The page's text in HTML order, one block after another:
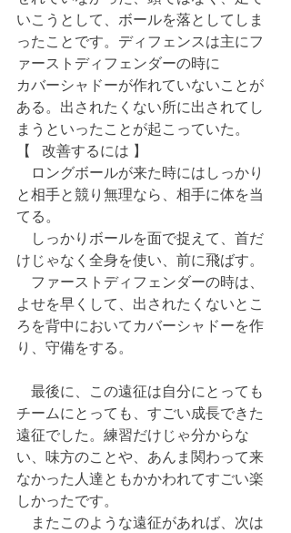
いこうとして、ボールを落としてしま
ったことです。ディフェンスは主にフ
ァーストディフェンダーの時に
カバーシャドーが作れていないことが
ある。出されたくない所に出されてし
まうといったことが起こっていた。
【⠀改善するには 】
ロングボールが来た時にはしっかり
と相手と競り無理なら、相手に体を当
てる。
しっかりボールを面で捉えて、首だ
けじゃなく全身を使い、前に飛ばす。
ファーストディフェンダーの時は、
よせを早くして、出されたくないとこ
ろを背中においてカバーシャドーを作
り、守備をする。
最後に、この遠征は自分にとっても
チームにとっても、すごい成長できた
遠征でした。練習だけじゃ分からな
い、味方のことや、あんま関わって来
なかった人達ともかかわれてすごい楽
しかったです。
またこのような遠征があれば、次は